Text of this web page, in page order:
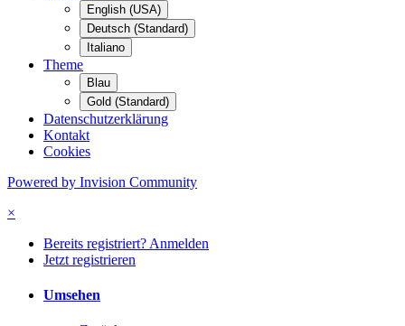
English (USA)
Deutsch (Standard)
Italiano
Theme
Blau
Gold (Standard)
Datenschutzerklärung
Kontakt
Cookies
Powered by Invision Community
×
Bereits registriert? Anmelden
Jetzt registrieren
Umsehen